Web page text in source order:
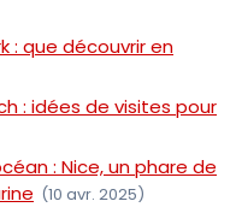
: que découvrir en
: idées de visites pour
: Nice, un phare de
(10 avr. 2025)